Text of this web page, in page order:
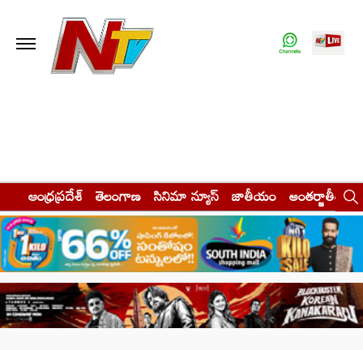
ఆంధ్రప్రదేశ్ తెలంగాణ సినిమా న్యూస్ జాతీయం అంతర్జాతీయం